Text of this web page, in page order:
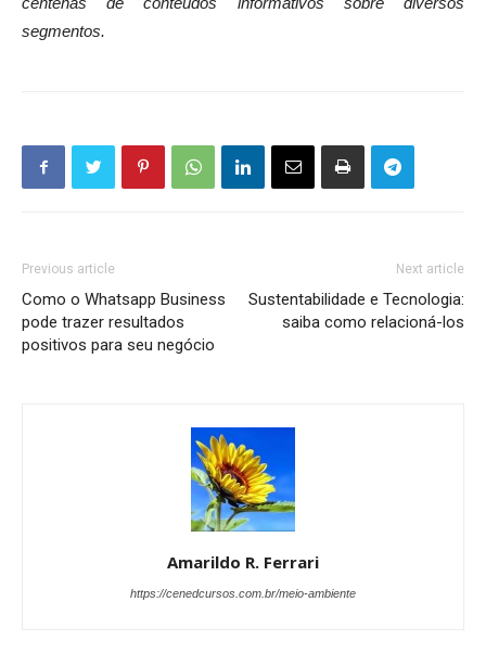
segmentos.
Previous article
Como o Whatsapp Business
pode trazer resultados
positivos para seu negócio
Next article
Sustentabilidade e Tecnologia:
saiba como relacioná-los
Amarildo R. Ferrari
https://cenedcursos.com.br/meio-ambiente